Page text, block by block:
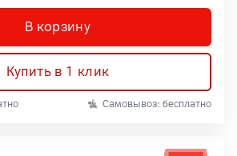
В корзину
Купить в 1 клик
Самовывоз: бесплатно